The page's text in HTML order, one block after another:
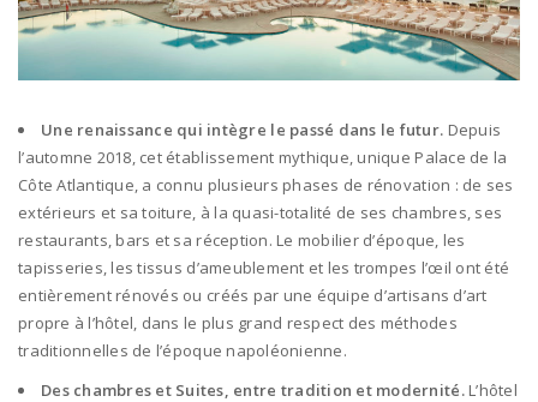
Une renaissance qui intègre le passé dans le futur. Depuis
l’automne 2018, cet établissement mythique, unique Palace de la
Côte Atlantique, a connu plusieurs phases de rénovation : de ses
extérieurs et sa toiture, à la quasi-totalité de ses chambres, ses
restaurants, bars et sa réception. Le mobilier d’époque, les
tapisseries, les tissus d’ameublement et les trompes l’œil ont été
entièrement rénovés ou créés par une équipe d’artisans d’art
propre à l’hôtel, dans le plus grand respect des méthodes
traditionnelles de l’époque napoléonienne.
Des chambres et Suites, entre tradition et modernité. L’hôtel